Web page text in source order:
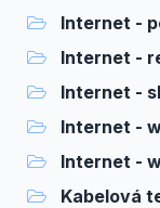
Internet -
Internet -
Internet -
Internet -
Internet -
Kabelová